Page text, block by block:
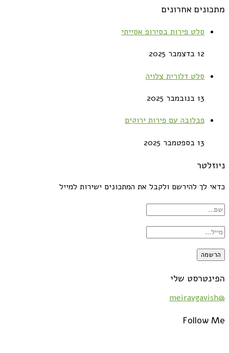
מתכונים אחרונים
סלט פירות בסירופ אסייתי
12 בדצמבר 2025
סלט דלורית צלויה
13 בנובמבר 2025
פבלובה עם פירות ירוקים
13 בספטמבר 2025
ניוזלטר
כדאי לך להירשם ולקבל את המתכונים ישירות למייל
הפינטרסט שלי
@meiravgavish
Follow Me